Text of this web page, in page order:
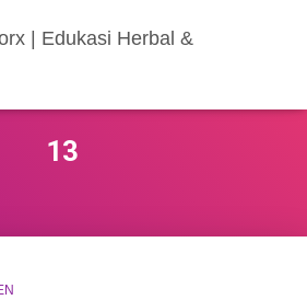
| Edukasi Herbal &
13